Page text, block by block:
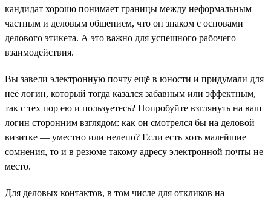
кандидат хорошо понимает границы между неформальным
частным и деловым общением, что он знаком с основами
делового этикета. А это важно для успешного рабочего
взаимодействия.
Вы завели электронную почту ещё в юности и придумали для
неё логин, который тогда казался забавным или эффектным,
так с тех пор ею и пользуетесь? Попробуйте взглянуть на ваш
логин сторонним взглядом: как он смотрелся бы на деловой
визитке — уместно или нелепо? Если есть хоть малейшие
сомнения, то и в резюме такому адресу электронной почты не
место.
Для деловых контактов, в том числе для откликов на